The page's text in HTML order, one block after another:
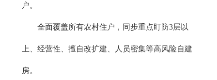
户。
全面覆盖所有农村住户，同步重点盯防3层以
上、经营性、擅自改扩建、人员密集等高风险自建
房。